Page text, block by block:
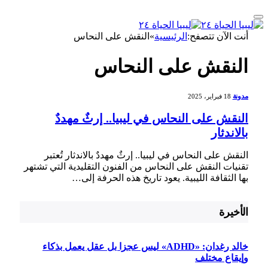
أنت الآن تتصفح:الرئيسية»النقش على النحاس
النقش على النحاس
مدونة 18 فبراير، 2025
النقش على النحاس في ليبيا.. إرثٌ مهددٌ
بالاندثار
النقش​ على⁢ النحاس‌ في ليبيا..⁤ إرثٌ⁣ مهددٌ‌ بالاندثار تُعتبر
تقنيات النقش على النحاس من الفنون التقليدية التي تشتهر
بها ‌الثقافة الليبية. يعود‍ تاريخ هذه الحرفة‍ إلى…
الأخيرة
خالد رغدان: «ADHD» ليس عجزا بل عقل يعمل بذكاء
وإيقاع مختلف